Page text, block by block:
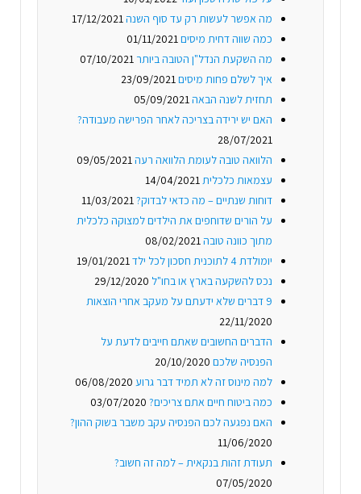
מה אפשר לעשות רק עד סוף השנה17/12/2021
כמה שווה דחית מיסים01/11/2021
מה השקעת הנדל"ן הטובה ביותר07/10/2021
איך לשלם פחות מיסים23/09/2021
תחזית לשנה הבאה05/09/2021
האם יש ירידה בצריכה לאחר הפרישה מעבודה?
28/07/2021
הלוואה טובה לעומת הלוואה רעה09/05/2021
עצמאות כלכלית14/04/2021
דוחות שנתיים – מה כדאי לבדוק?11/03/2021
על הורים שדוחפים את הילדים למצוקה כלכלית
מתוך כוונה טובה08/02/2021
יומולדת 4 לתוכנית חסכון לכל ילד
19/01/2021
נכס להשקעה בארץ או בחו"ל 29/12/2020
9 דברים שלא ידעתם על מעקב אחרי הוצאות
22/11/2020
הדברים החשובים שאתם חייבים לדעת על
הפנסיה שלכם 20/10/2020
למה מינוס זה לא תמיד דבר גרוע 06/08/2020
כמה ביטוח חיים אתם צריכים? 03/07/2020
האם נפגעה לכם הפנסיה עקב משבר בשוק ההון?
11/06/2020
תעודת זהות בנקאית – למה זה חשוב?
07/05/2020